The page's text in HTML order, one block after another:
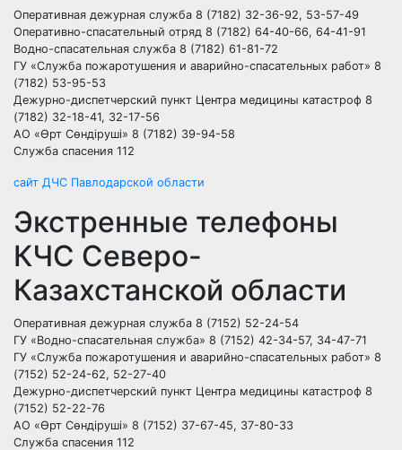
Оперативная дежурная служба 8 (7182) 32-36-92, 53-57-49
Оперативно-спасательный отряд 8 (7182) 64-40-66, 64-41-91
Водно-спасательная служба 8 (7182) 61-81-72
ГУ «Служба пожаротушения и аварийно-спасательных работ» 8
(7182) 53-95-53
Дежурно-диспетчерский пункт Центра медицины катастроф 8
(7182) 32-18-41, 32-17-56
АО «Өрт Сөндіруші» 8 (7182) 39-94-58
Служба спасения 112
сайт ДЧС Павлодарской области
Экстренные телефоны
КЧС Северо-
Казахстанской области
Оперативная дежурная служба 8 (7152) 52-24-54
ГУ «Водно-спасательная служба» 8 (7152) 42-34-57, 34-47-71
ГУ «Служба пожаротушения и аварийно-спасательных работ» 8
(7152) 52-24-62, 52-27-40
Дежурно-диспетчерский пункт Центра медицины катастроф 8
(7152) 52-22-76
АО «Өрт Сөндіруші» 8 (7152) 37-67-45, 37-80-33
Служба спасения 112